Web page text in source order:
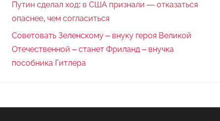
Путин сделал ход: в США признали — отказаться
опаснее, чем согласиться
Советовать Зеленскому – внуку героя Великой
Отечественной – станет Фриланд – внучка
пособника Гитлера